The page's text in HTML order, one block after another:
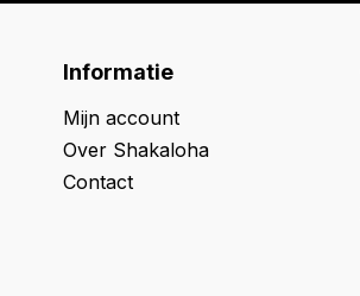
Informatie
Mijn account
Over Shakaloha
Contact